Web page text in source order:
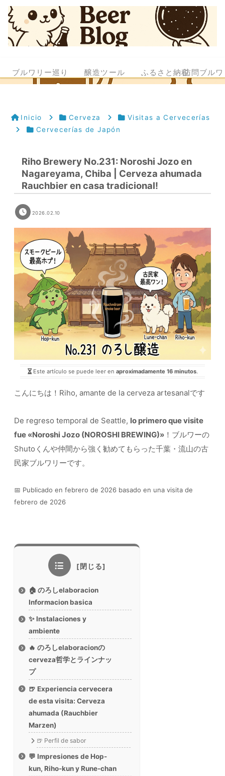
ブルワリー巡り 醸造ツール ふるさと納税訪問ブル
Inicio Cerveza
Visitas a Cervecerías
Cervecerías de Japón
Riho Brewery No.231: Noroshi Jozo en
Nagareyama, Chiba | Cerveza ahumada
Rauchbier en casa tradicional!
2026.02.10
Este artículo se puede leer en aproximadamente 16 minutos.
こんにちは！Riho, amante de la cerveza artesanalです
De regreso temporal de Seattle, lo primero que visite
fue «Noroshi Jozo (NOROSHI BREWING)» ！ブルワーの
Shutoくんや仲間から強く勧めてもらった千葉・流山の古
民家ブルワリーです。
📅 Publicado en febrero de 2026 basado en una visita de
febrero de 2026
🏠 のろしelaboracion
Informacion basica
✨ Instalaciones y
ambiente
🔥 のろしelaboracionの
cerveza哲学とラインナッ
プ
🍺 Experiencia cervecera
de esta visita: Cerveza
ahumada (Rauchbier
Marzen)
🍺 Perfil de sabor
💬 Impresiones de Hop-
kun, Riho-kun y Rune-chan